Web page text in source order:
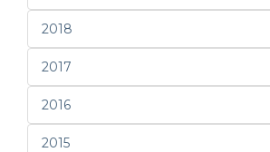
2018
2017
2016
2015